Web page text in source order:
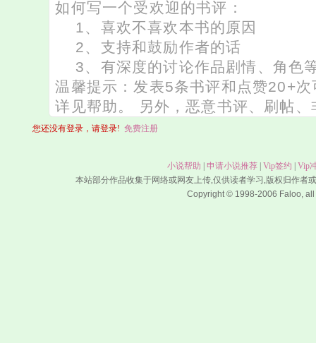
您还没有登录，请登录! 免费注册
小说帮助 | 申请小说推荐 | Vip签约 | Vip
本站部分作品收集于网络或网友上传,仅供读者学习,版权归作者
Copyright © 1998-2006 Faloo,